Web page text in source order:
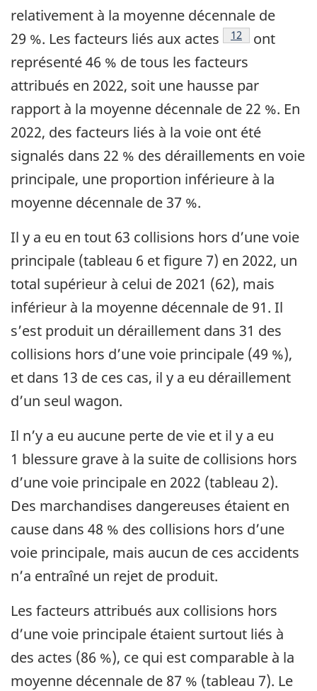
relativement à la moyenne décennale de
29 %. Les facteurs liés aux actes
Note de bas de
12
ont
représenté 46 % de tous les facteurs
attribués en 2022, soit une hausse par
rapport à la moyenne décennale de 22 %. En
2022, des facteurs liés à la voie ont été
signalés dans 22 % des déraillements en voie
principale, une proportion inférieure à la
moyenne décennale de 37 %.
Il y a eu en tout 63 collisions hors d’une voie
principale (tableau 6 et figure 7) en 2022, un
total supérieur à celui de 2021 (62), mais
inférieur à la moyenne décennale de 91. Il
s’est produit un déraillement dans 31 des
collisions hors d’une voie principale (49 %),
et dans 13 de ces cas, il y a eu déraillement
d’un seul wagon.
Il n’y a eu aucune perte de vie et il y a eu
1 blessure grave à la suite de collisions hors
d’une voie principale en 2022 (tableau 2).
Des marchandises dangereuses étaient en
cause dans 48 % des collisions hors d’une
voie principale, mais aucun de ces accidents
n’a entraîné un rejet de produit.
Les facteurs attribués aux collisions hors
d’une voie principale étaient surtout liés à
des actes (86 %), ce qui est comparable à la
moyenne décennale de 87 % (tableau 7). Le